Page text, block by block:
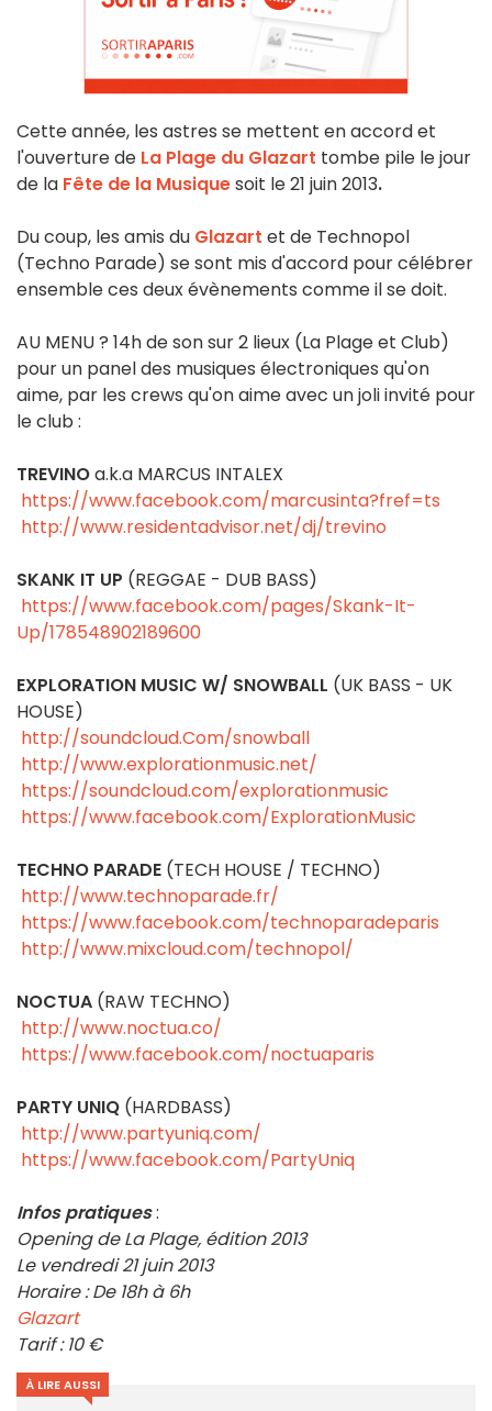
Cette année, les astres se mettent en accord et
l'ouverture de La Plage du Glazart tombe pile le jour
de la Fête de la Musiquesoit le 21 juin 2013.
Du coup, les amis du Glazart et de Technopol
(Techno Parade) se sont mis d'accord pour célébrer
ensemble ces deux évènements comme il se doit.
AU MENU ? 14h de son sur 2 lieux (La Plage et Club)
pour un panel des musiques électroniques qu'on
aime, par les crews qu'on aime avec un joli invité pour
le club :
TREVINOa.k.a MARCUS INTALEX
https://www.facebook.com/marcusinta?fref=ts
http://www.residentadvisor.net/dj/trevino
SKANK IT UP (REGGAE - DUB BASS)
https://www.facebook.com/pages/Skank-It-
Up/178548902189600
EXPLORATION MUSIC W/ SNOWBALL (UK BASS - UK
HOUSE)
http://soundcloud.Com/snowball
http://www.explorationmusic.net/
https://soundcloud.com/explorationmusic
https://www.facebook.com/ExplorationMusic
TECHNO PARADE (TECH HOUSE / TECHNO)
http://www.technoparade.fr/
https://www.facebook.com/technoparadeparis
http://www.mixcloud.com/technopol/
NOCTUA (RAW TECHNO)
http://www.noctua.co/
https://www.facebook.com/noctuaparis
PARTY UNIQ (HARDBASS)
http://www.partyuniq.com/
https://www.facebook.com/PartyUniq
Infos pratiques:
Opening de La Plage, édition 2013
Le vendredi 21 juin 2013
Horaire : De 18h à 6h
Glazart
Tarif : 10 €
À LIRE AUSSI